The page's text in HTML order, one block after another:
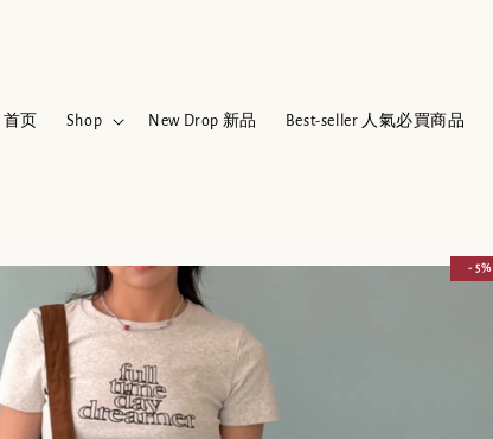
首页 Shop New Drop 新品 Best-seller 人氣必買商品
- 5%